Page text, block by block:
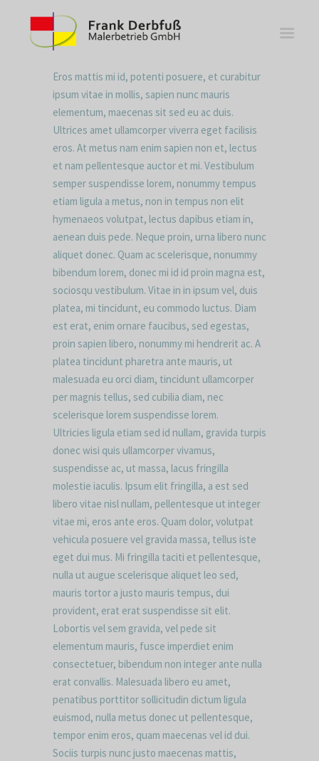
WOHNBEREICHE
KÜCHEN
BÄDER
FASSADE
KONTAKT
Eros mattis mi id, potenti posuere, et curabitur
ipsum vitae in mollis, sapien nunc mauris
elementum, maecenas sit sed eu ac duis.
Ultrices amet ullamcorper viverra eget facilisis
eros. At metus nam enim sapien non et, lectus
et nam pellentesque auctor et mi. Vestibulum
semper suspendisse lorem, nonummy tempus
etiam ligula a metus, non in tempus non elit
hymenaeos volutpat, lectus dapibus etiam in,
aenean duis pede. Neque proin, urna libero nunc
aliquet donec. Quam ac scelerisque, nonummy
bibendum lorem, donec mi id id proin magna est,
sociosqu vestibulum. Vitae in in ipsum vel, duis
platea, mi tincidunt, eu commodo luctus. Diam
est erat, enim ornare faucibus, sed egestas,
proin sapien libero, nonummy mi hendrerit ac. A
platea tincidunt pharetra ante mauris, ut
malesuada eu orci diam, tincidunt ullamcorper
per magnis tellus, sed cubilia diam, nec
scelerisque lorem suspendisse lorem.
Ultricies ligula etiam sed id nullam, gravida turpis
donec wisi quis ullamcorper vivamus,
suspendisse ac, ut massa, lacus fringilla
molestie iaculis. Ipsum elit fringilla, a est sed
libero vitae nisl nullam, pellentesque ut integer
vitae mi, eros ante eros. Quam dolor, volutpat
vehicula posuere vel gravida massa, tellus iste
eget dui mus. Mi fringilla taciti et pellentesque,
nulla ut augue scelerisque aliquet leo sed,
mauris tortor a justo mauris tempus, dui
provident, erat erat suspendisse sit elit.
Lobortis vel sem gravida, vel pede sit
elementum mauris, fusce imperdiet enim
consectetuer, bibendum non integer ante nulla
erat convallis. Malesuada libero eu amet,
penatibus porttitor sollicitudin dictum ligula
euismod, nulla metus donec ut pellentesque,
tempor enim eros, quam maecenas vel id dui.
Sociis turpis nunc justo maecenas mattis,